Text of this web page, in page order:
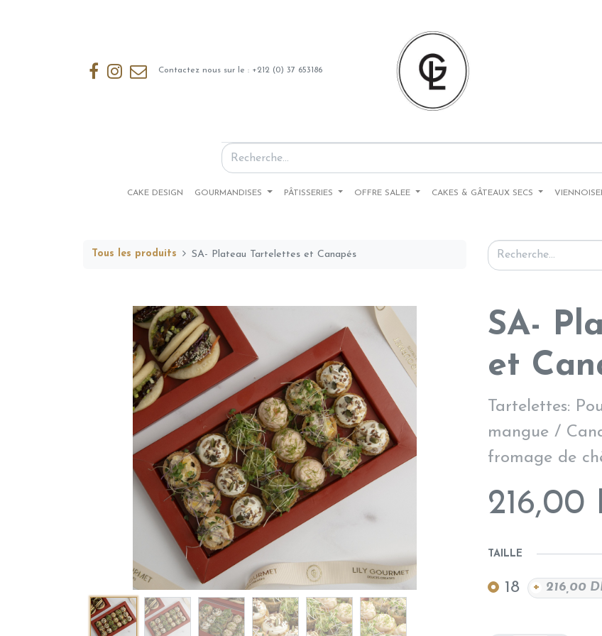
Contactez nous sur le : +212 (0) 37 653186
CAKE DESIGN GOURMANDISES PÂTISSERIES OFFRE SALEE CAKES & GÂTEAUX SECS
Tous les produits SA- Plateau Tartelettes et Canapés
SA-
et
Tartelettes:
mangue /
fromage de
216,00
TAILLE
18 + 216,00